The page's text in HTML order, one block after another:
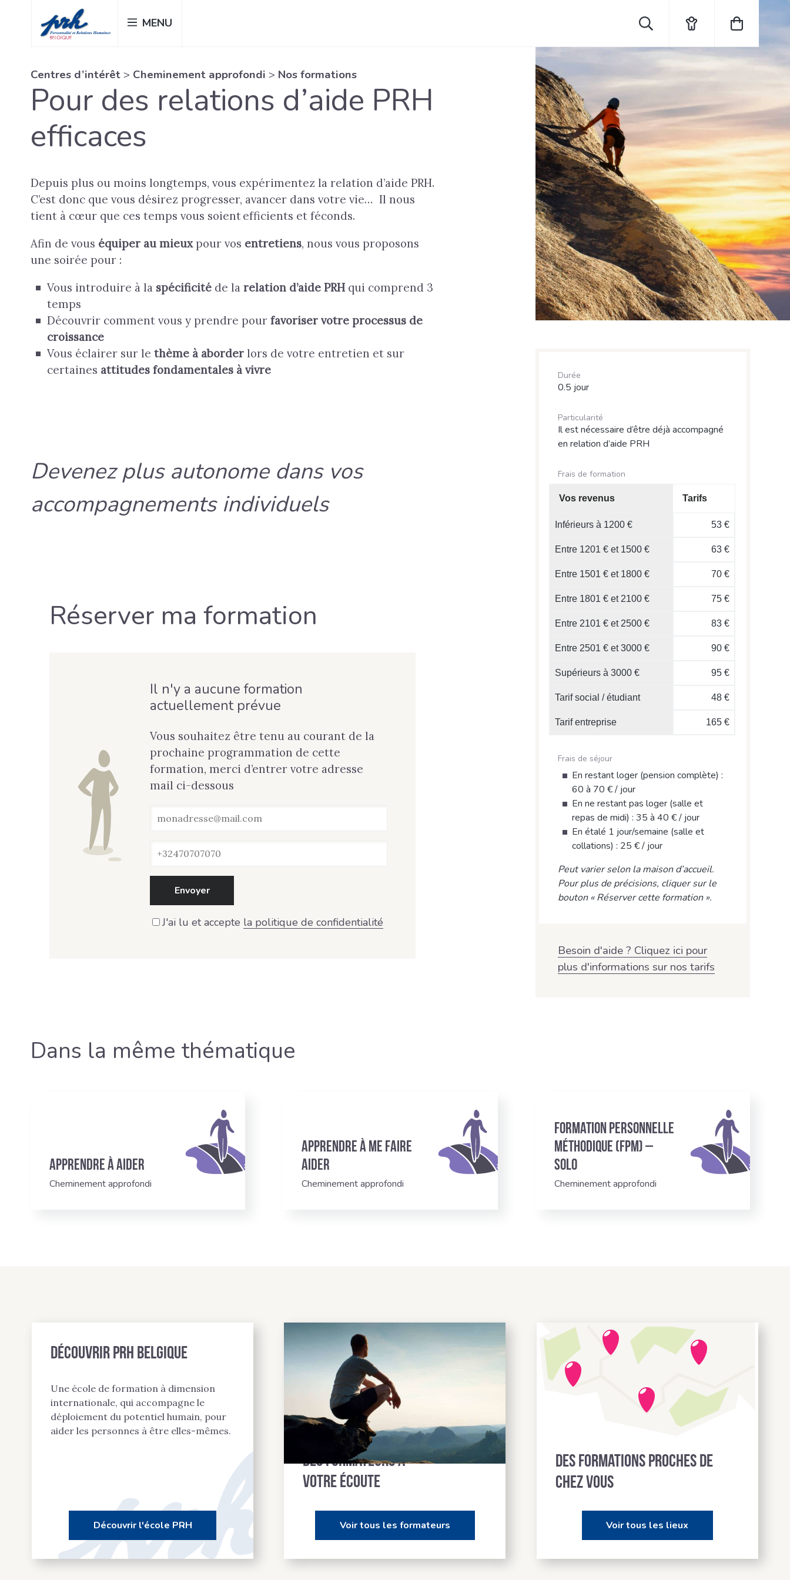
contenu
MENU
Rechercher
Mon
compte
Mon
panier
Centres d’intérêt> Cheminement approfondi > Nos formations
Pour des relations d’aide PRH
efficaces
Depuis plus ou moins longtemps, vous expérimentez la relation d’aide PRH.
C’est donc que vous désirez progresser, avancer dans votre vie… Il nous
tient à cœur que ces temps vous soient efficients et féconds.
Afin devous équiper au mieuxpour vos entretiens, nous vous proposons
une soirée pour :
Vous introduire à la spécificité de larelation d’aide PRH qui comprend 3
temps
Découvrir comment vous y prendre pourfavoriser votre processus de
croissance
Vous éclairer surlethème à aborder lors de votre entretien et sur
certaines attitudes fondamentales à vivre Durée
0.5 jour
Particularité
Il est nécessaire d’être déjà accompagné
en relation d’aide PRH
Frais de formation
Vos revenus Tarifs
Inférieurs à 1200 € 53 €
Entre 1201 € et 1500 € 63 €
Entre 1501 € et 1800 € 70 €
Entre 1801 € et 2100 € 75 €
Entre 2101 € et 2500 € 83 €
Entre 2501 € et 3000 € 90 €
Supérieurs à 3000 € 95 €
Tarif social / étudiant 48 €
Tarif entreprise 165 €
Frais de séjour
En restant loger (pension complète) :
60 à 70 € / jour
En ne restant pas loger (salle et
repas de midi) : 35 à 40 € / jour
En étalé 1 jour/semaine (salle et
collations) : 25 € / jour
Peut varier selon la maison d’accueil.
Pour plus de précisions, cliquer sur le
bouton « Réserver cette formation ».
Besoin d'aide ? Cliquez ici pour
plus d'informations sur nos tarifs
Devenez plus autonome dans vos
accompagnements individuels
Réserver ma formation
Il n'y a aucune formation
actuellement prévue
Vous souhaitez être tenu au courant de la
prochaine programmation de cette
formation, merci d’entrer votre adresse
mail ci-dessous
J'ai lu et accepte la politique de confidentialité
Envoyer
Dans la même thématique
Apprendre à aider
Cheminement approfondi
Apprendre à me faire
aider
Cheminement approfondi
Formation Personnelle
Méthodique (FPM) –
Solo
Cheminement approfondi
Découvrir PRH BELGIQUE
Une école de formation à dimension
internationale, qui accompagne le
déploiement du potentiel humain, pour
aider les personnes à être elles-mêmes.
Découvrir l'école PRH
Des formateurs à
votre écoute
Voir tous les formateurs
Des formations proches de
chez vous
Voir tous les lieux